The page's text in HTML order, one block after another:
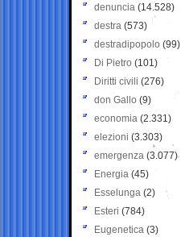
denuncia (14.528)
destra (573)
destradipopolo (99)
Di Pietro (101)
Diritti civili (276)
don Gallo (9)
economia (2.331)
elezioni (3.303)
emergenza (3.077)
Energia (45)
Esselunga (2)
Esteri (784)
Eugenetica (3)